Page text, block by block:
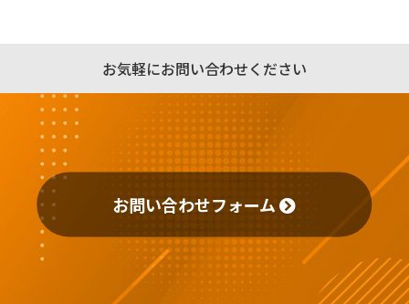
お気軽にお問い合わせください
お問い合わせフォーム